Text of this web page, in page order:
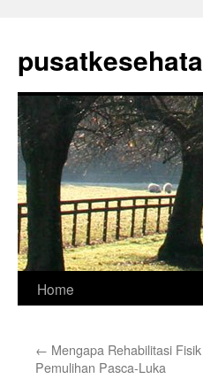
content
Home
← Mengapa Rehabilitasi
Pemulihan Pasca-Luka